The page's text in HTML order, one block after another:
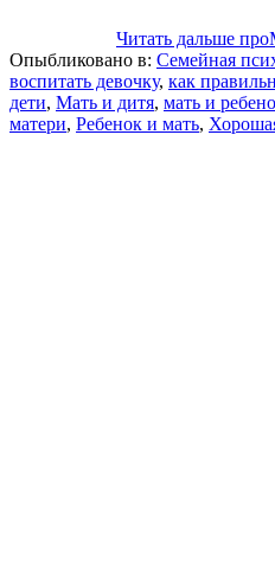
Читать дальше
Опыбликовано в: Семейная
воспитать девочку, как
дети, Мать и дитя, мать и
матери, Ребенок и мать,